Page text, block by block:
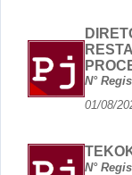
N°
01/08/
N°